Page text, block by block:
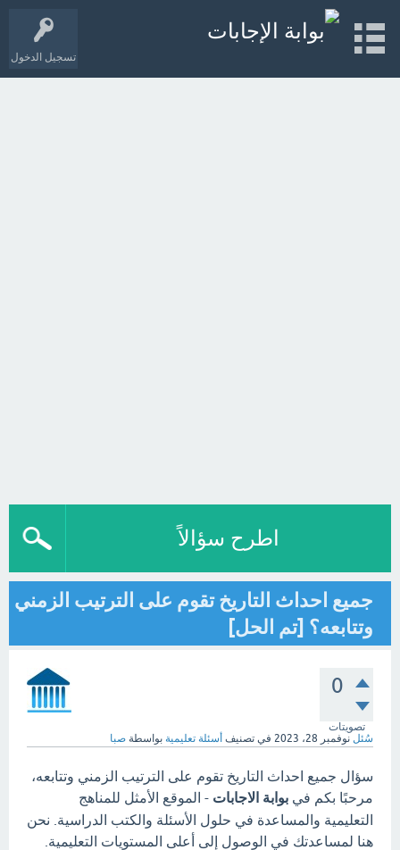
تسجيل الدخول
اطرح سؤالاً
جميع احداث التاريخ تقوم على الترتيب الزمني
وتتابعه؟ [تم الحل]
0
تصويتات
سُئل نوفمبر 28، 2023 في تصنيف أسئلة تعليمية بواسطة صبا
سؤال جميع احداث التاريخ تقوم على الترتيب الزمني وتتابعه،
مرحبًا بكم في بوابة الاجابات - الموقع الأمثل للمناهج
التعليمية والمساعدة في حلول الأسئلة والكتب الدراسية. نحن
هنا لمساعدتك في الوصول إلى أعلى المستويات التعليمية.